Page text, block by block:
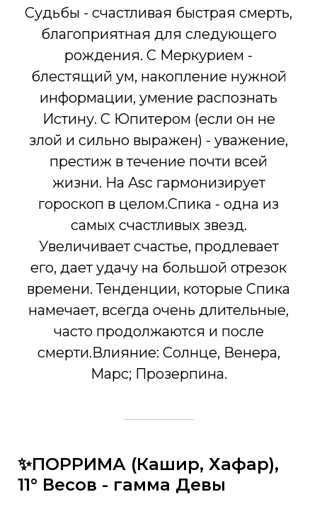
Судьбы - счастливая быстрая смерть,
благоприятная для следующего
рождения. С Меркурием -
блестящий ум, накопление нужной
информации, умение распознать
Истину. С Юпитером (если он не
злой и сильно выражен) - уважение,
престиж в течение почти всей
жизни. На Asc гармонизирует
гороскоп в целом.Спика - одна из
самых счастливых звезд.
Увеличивает счастье, продлевает
его, дает удачу на большой отрезок
времени. Тенденции, которые Спика
намечает, всегда очень длительные,
часто продолжаются и после
смерти.Влияние: Солнце, Венера,
Марс; Прозерпина.
✨ПОРРИМА (Кашир, Хафар),
11° Весов - гамма Девы